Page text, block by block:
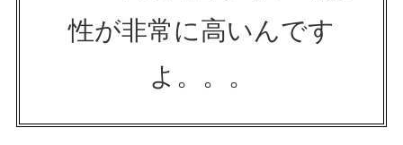
性が非常に高いんです
よ。。。